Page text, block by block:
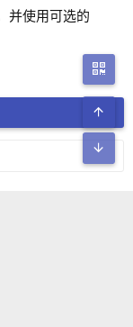
社区 版权所有 冀ICP备
并使用可选的